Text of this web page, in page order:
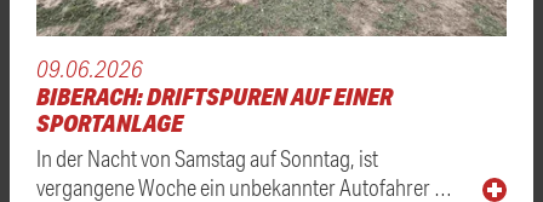
09.06.2026
BIBERACH: DRIFTSPUREN AUF EINER
SPORTANLAGE
In der Nacht von Samstag auf Sonntag, ist
vergangene Woche ein unbekannter Autofahrer …